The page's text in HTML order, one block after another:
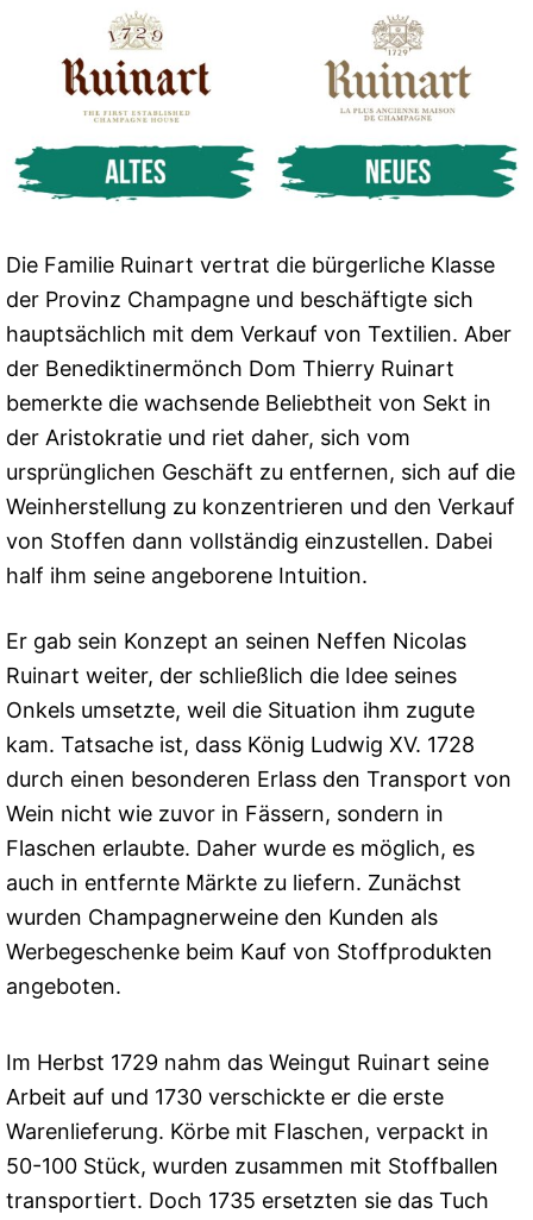
Die Familie Ruinart vertrat die bürgerliche Klasse
der Provinz Champagne und beschäftigte sich
hauptsächlich mit dem Verkauf von Textilien. Aber
der Benediktinermönch Dom Thierry Ruinart
bemerkte die wachsende Beliebtheit von Sekt in
der Aristokratie und riet daher, sich vom
ursprünglichen Geschäft zu entfernen, sich auf die
Weinherstellung zu konzentrieren und den Verkauf
von Stoffen dann vollständig einzustellen. Dabei
half ihm seine angeborene Intuition.
Er gab sein Konzept an seinen Neffen Nicolas
Ruinart weiter, der schließlich die Idee seines
Onkels umsetzte, weil die Situation ihm zugute
kam. Tatsache ist, dass König Ludwig XV. 1728
durch einen besonderen Erlass den Transport von
Wein nicht wie zuvor in Fässern, sondern in
Flaschen erlaubte. Daher wurde es möglich, es
auch in entfernte Märkte zu liefern. Zunächst
wurden Champagnerweine den Kunden als
Werbegeschenke beim Kauf von Stoffprodukten
angeboten.
Im Herbst 1729 nahm das Weingut Ruinart seine
Arbeit auf und 1730 verschickte er die erste
Warenlieferung. Körbe mit Flaschen, verpackt in
50-100 Stück, wurden zusammen mit Stoffballen
transportiert. Doch 1735 ersetzten sie das Tuch